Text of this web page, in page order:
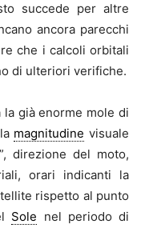
succede per altre
ancora parecchi
che i calcoli orbitali
di ulteriori verifiche.
già enorme mole di
magnitudine visuale
direzione del moto,
orari indicanti la
rispetto al punto
Sole nel periodo di